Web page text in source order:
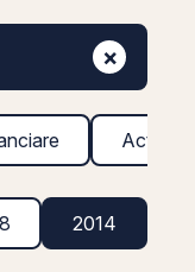
×
Acțiuni
2014